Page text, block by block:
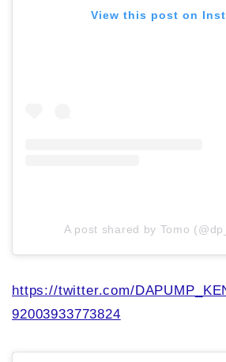
View this post on
A post shared by Tomo
https://twitter.com/
92003933773824